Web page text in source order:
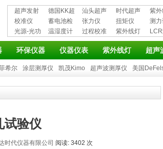
超声发射
接收仪器
德国KK超
声波探伤
仪
汕头超声
超声探伤
仪
时代超声
波探伤仪
紫
护
校准仪
蓄电池检
测仪
张力仪 扭矩仪 测
光源-光功
率计
温湿度计
过程校准
仪
紫外线灯
仪
环保仪器 仪器仪表 紫外线灯 超声
希尔 涂层测厚仪 凯茂Kimo 超声波测厚仪 美国
试验仪
时代仪器有限公司 阅读: 3402 次